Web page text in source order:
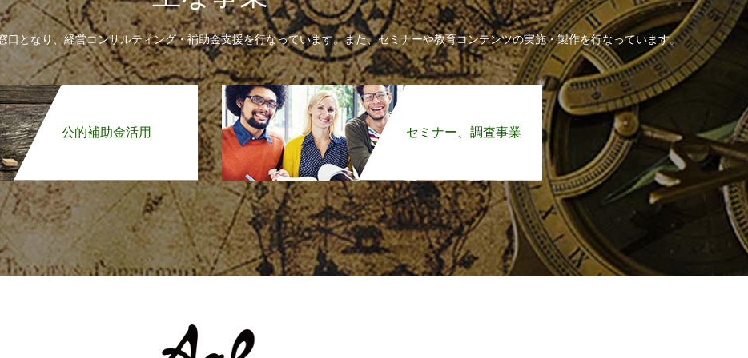
となり、経営コンサルティング・補助金支援を行なっています。また、セミナーや教育コンテンツの実施・製作を行なっています。
公的補助金活用 セミナー、調査事業